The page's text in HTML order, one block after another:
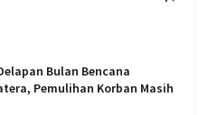
Bulan Bencana
Pemulihan Korban Masih